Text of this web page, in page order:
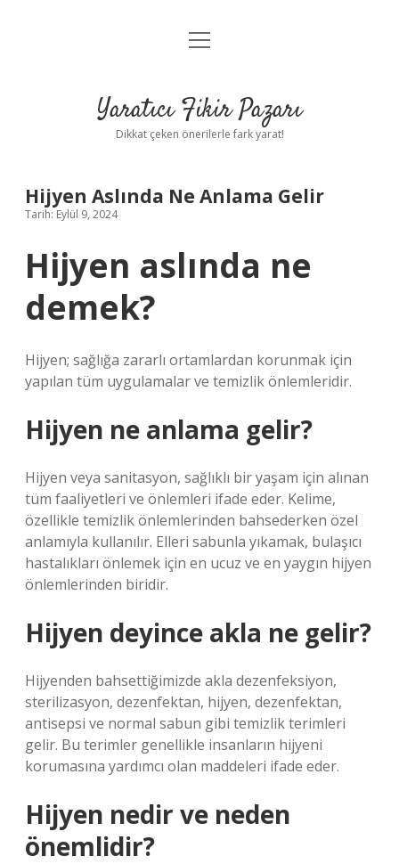
Anasayfa
Yasal Uyarı
menüyü
Yaratıcı Fikir Pazarı
Dikkat çeken önerilerle fark yarat!
Hijyen Aslında Ne Anlama Gelir
Tarih: Eylül 9, 2024
Hijyen aslında ne
demek?
Hijyen; sağlığa zararlı ortamlardan korunmak için
yapılan tüm uygulamalar ve temizlik önlemleridir.
Hijyen ne anlama gelir?
Hijyen veya sanitasyon, sağlıklı bir yaşam için alınan
tüm faaliyetleri ve önlemleri ifade eder. Kelime,
özellikle temizlik önlemlerinden bahsederken özel
anlamıyla kullanılır. Elleri sabunla yıkamak, bulaşıcı
hastalıkları önlemek için en ucuz ve en yaygın hijyen
önlemlerinden biridir.
Hijyen deyince akla ne gelir?
Hijyenden bahsettiğimizde akla dezenfeksiyon,
sterilizasyon, dezenfektan, hijyen, dezenfektan,
antisepsi ve normal sabun gibi temizlik terimleri
gelir. Bu terimler genellikle insanların hijyeni
korumasına yardımcı olan maddeleri ifade eder.
Hijyen nedir ve neden
önemlidir?